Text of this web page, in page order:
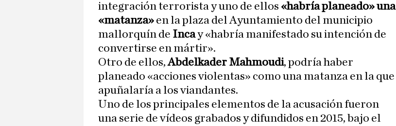
integración terrorista y uno de ellos «habría planeado» una
«matanza» en la plaza del Ayuntamiento del municipio
mallorquín de Incay «habría manifestado su intención de
convertirse en mártir».
Otro de ellos,Abdelkader Mahmoudi, podría haber
planeado «acciones violentas» como una matanza en la que
apuñalaría a los viandantes.
Uno de los principales elementos de la acusación fueron
una serie de vídeos grabados y difundidos en 2015, bajo el